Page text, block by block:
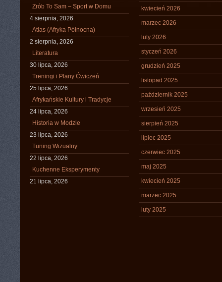
Zrób To Sam – Sport w Domu
4 sierpnia, 2026
Atlas (Afryka Północna)
2 sierpnia, 2026
Literatura
30 lipca, 2026
Treningi i Plany Ćwiczeń
25 lipca, 2026
Afrykańskie Kultury i Tradycje
24 lipca, 2026
Historia w Modzie
23 lipca, 2026
Tuning Wizualny
22 lipca, 2026
Kuchenne Eksperymenty
21 lipca, 2026
kwiecień 2026
marzec 2026
luty 2026
styczeń 2026
grudzień 2025
listopad 2025
październik 2025
wrzesień 2025
sierpień 2025
lipiec 2025
czerwiec 2025
maj 2025
kwiecień 2025
marzec 2025
luty 2025